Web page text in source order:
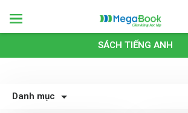
Megabook
SÁCH TIẾNG ANH
Danh mục